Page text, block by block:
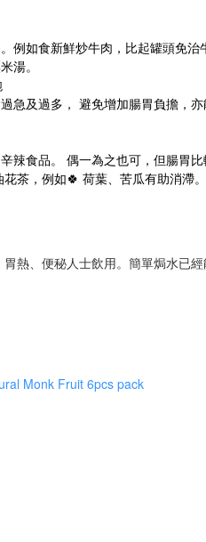
例如食新鮮炒牛肉，比起罐頭免治
湯。
急及過多， 避免增加腸胃負擔，
辣食品。 偶一為之也可，但腸胃
茶，例如🍀 荷葉、苦瓜有助消滯。
熱、便秘人士飲用。簡單焗水已經